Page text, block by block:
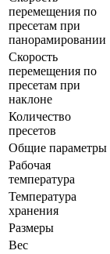
перемещения по
пресетам при
панорамировании
Скорость
перемещения по
пресетам при
наклоне
Количество
пресетов
Общие параметры
Рабочая
температура
Температура
хранения
Размеры
Вес